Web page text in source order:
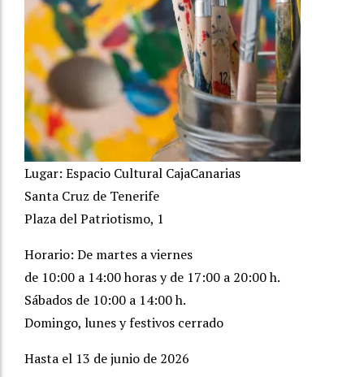
Lugar: Espacio Cultural CajaCanarias
Santa Cruz de Tenerife
Plaza del Patriotismo, 1
Horario: De martes a viernes
de 10:00 a 14:00 horas y de 17:00 a 20:00 h.
Sábados de 10:00 a 14:00 h.
Domingo, lunes y festivos cerrado
Hasta el 13 de junio de 2026